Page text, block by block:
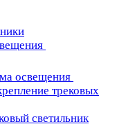
освещения
трековых
светильник